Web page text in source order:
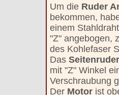
Um die Ruder
bekommen,
einem
"Z" angebogen,
des Kohlefaser
Das
mit "Z" Winkel
Verschraubung
Der Motor ist